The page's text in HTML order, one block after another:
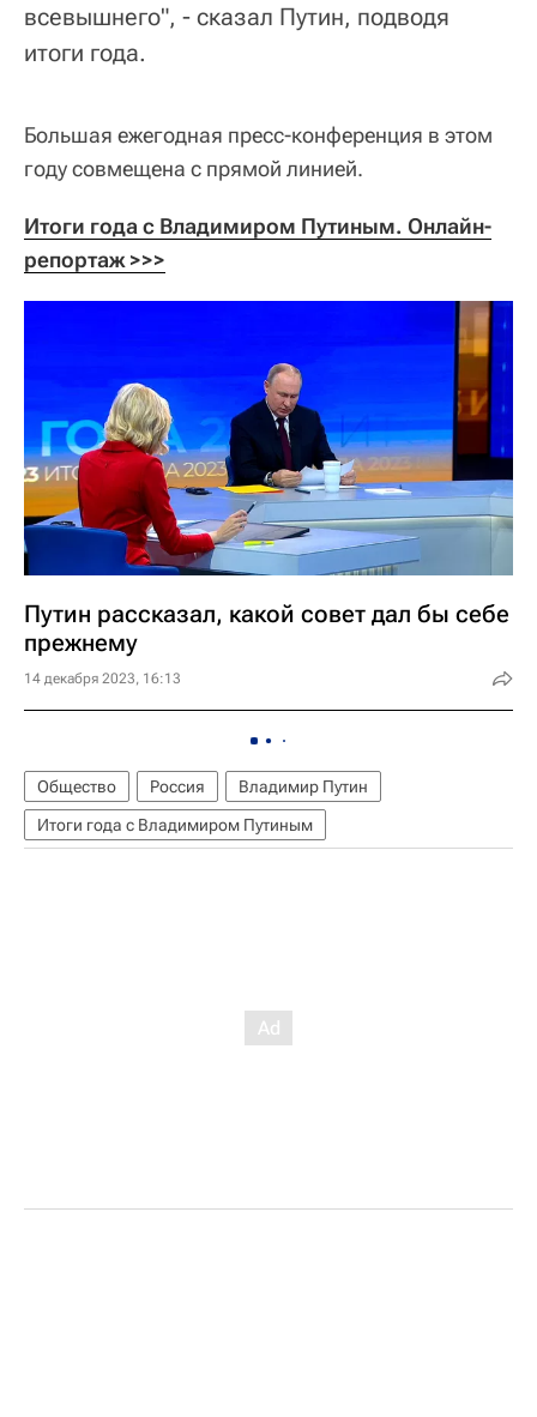
всевышнего", - сказал Путин, подводя
итоги года.
Большая ежегодная пресс-конференция в этом
году совмещена с прямой линией.
Итоги года с Владимиром Путиным. Онлайн-
репортаж >>>
Путин рассказал, какой совет дал бы себе
прежнему
14 декабря 2023, 16:13
Общество Россия
Владимир Путин
Итоги года с Владимиром Путиным